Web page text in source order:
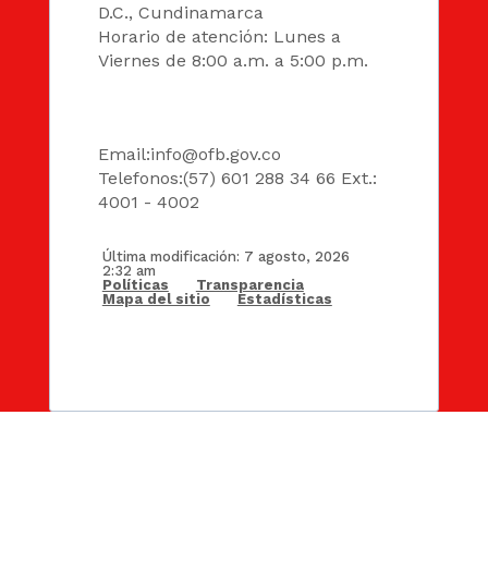
D.C., Cundinamarca
Horario de atención: Lunes a
Viernes de 8:00 a.m. a 5:00 p.m.
Email:info@ofb.gov.co
Telefonos:(57) 601 288 34 66 Ext.:
4001 - 4002
Última modificación: 7 agosto, 2026
2:32 am
Políticas
Transparencia
Mapa del sitio
Estadísticas